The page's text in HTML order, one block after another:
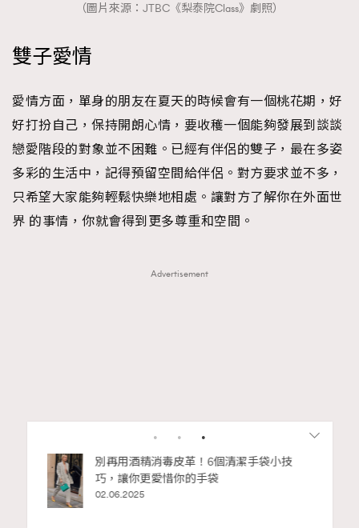
（圖片來源：JTBC《梨泰院Class》劇照）
雙子愛情
愛情方面，單身的朋友在夏天的時候會有一個桃花期，好
好打扮自己，保持開朗心情，要收穫一個能夠發展到談談
戀愛階段的對象並不困難。已經有伴侶的雙子，最在多姿
多彩的生活中，記得預留空間給伴侶。對方要求並不多，
只希望大家能夠輕鬆快樂地相處。讓對方了解你在外面世
界 的事情，你就會得到更多尊重和空間。
Advertisement